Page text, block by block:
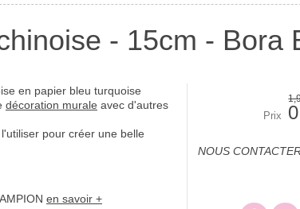
- 15cm - Bora
en papier bleu turquoise
décoration murale avec d'autres
pour créer une belle
en savoir +
Prix
NOUS